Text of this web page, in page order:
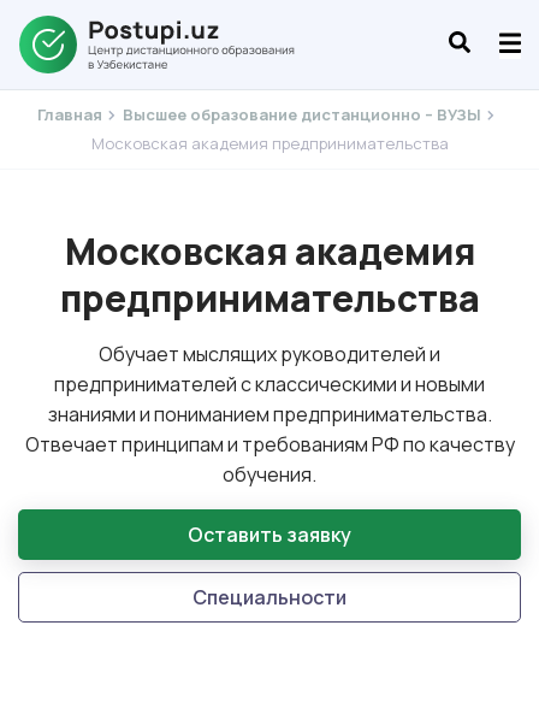
Главная
Высшее образование дистанционно – ВУЗЫ
Московская академия предпринимательства
Московская академия
предпринимательства
Обучает мыслящих руководителей и
предпринимателей с классическими и новыми
знаниями и пониманием предпринимательства.
Отвечает принципам и требованиям РФ по качеству
обучения.
Оставить заявку
Специальности